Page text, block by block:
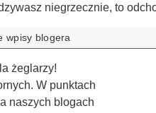
niegrzecznie, to
wpisy blogera
żeglarzy!
W punktach
naszych blogach